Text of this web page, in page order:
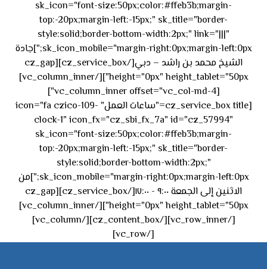
sk_icon="font-size:50px;color:#ffeb3b;margin-
top:-20px;margin-left:-15px;" sk_title="border-
style:solid;border-bottom-width:2px;" link="|||"
sk_icon_mobile="margin-right:0px;margin-left:0px;"]جادة
الشيخ محمد بن راشد – دبي[/cz_service_box][cz_gap
height="0px" height_tablet="50px"][/vc_column_inner]
[vc_column_inner offset="vc_col-md-4"]
[cz_service_box title="ساعات العمل" icon="fa czico-109-
clock-1" icon_fx="cz_sbi_fx_7a" id="cz_57994"
sk_icon="font-size:50px;color:#ffeb3b;margin-
top:-20px;margin-left:-15px;" sk_title="border-
style:solid;border-bottom-width:2px;"
sk_icon_mobile="margin-right:0px;margin-left:0px;"]من
الاثنين إلى الجمعة ٩:٠٠ - ١٧:٠٠[/cz_service_box][cz_gap
height="0px" height_tablet="50px"][/vc_column_inner]
[/vc_row_inner][/cz_content_box][/vc_column]
[/vc_row]